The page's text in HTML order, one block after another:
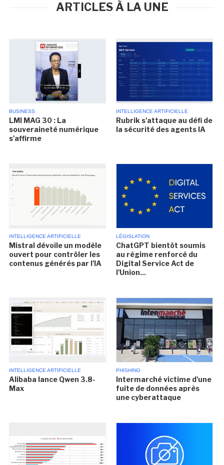
ARTICLES À LA UNE
BUSINESS
LMI MAG 30 : La
souveraineté numérique
s'affirme
INTELLIGENCE ARTIFICIELLE
Rubrik s'attaque au défi de
la sécurité des agents IA
INTELLIGENCE ARTIFICIELLE
Mistral dévoile un modèle
ouvert pour contrôler les
contenus générés par l'IA
LÉGISLATION
ChatGPT bientôt soumis
au régime renforcé du
Digital Service Act de
l'Union...
INTELLIGENCE ARTIFICIELLE
Alibaba lance Qwen 3.8-
Max
PHISHING
Intermarché victime d'une
fuite de données après
une cyberattaque